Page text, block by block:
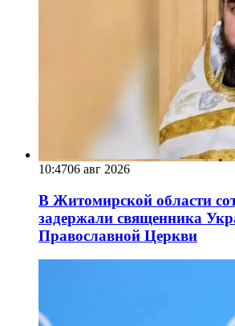
10:4706 авг 2026
В Житомирской области
задержали священника
Православной Церкви